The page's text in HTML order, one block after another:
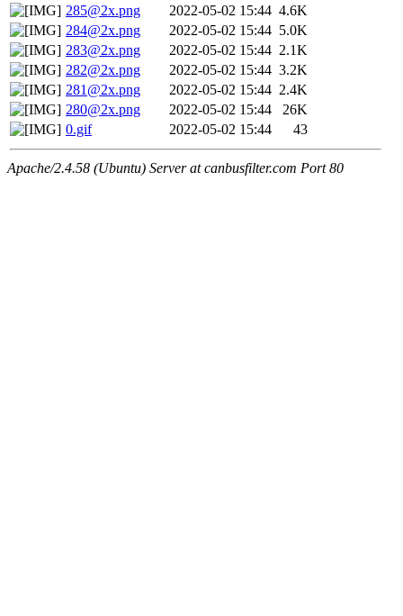
285@2x.png
2022-05-02 15:44 4.6K
284@2x.png
2022-05-02 15:44 5.0K
283@2x.png
2022-05-02 15:44 2.1K
282@2x.png
2022-05-02 15:44 3.2K
281@2x.png
2022-05-02 15:44 2.4K
280@2x.png
2022-05-02 15:44
26K
0.gif
2022-05-02 15:44 43
Apache/2.4.58 (Ubuntu) Server at canbusfilter.com Port 80